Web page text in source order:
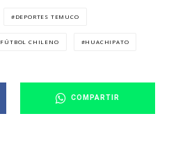
DEPORTES TEMUCO
FÚTBOL CHILENO HUACHIPATO
COMPARTIR